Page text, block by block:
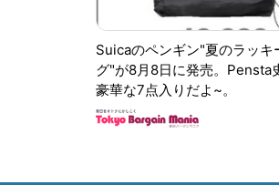
Suicaのペンギン"夏のラッキ
グ"が8月8日に発売。Pensta
豪華な7点入りだよ~。